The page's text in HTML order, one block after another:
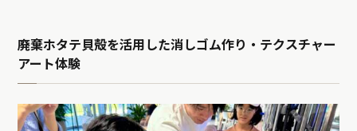
廃棄ホタテ貝殻を活用した消しゴム作り・テクスチャー
アート体験